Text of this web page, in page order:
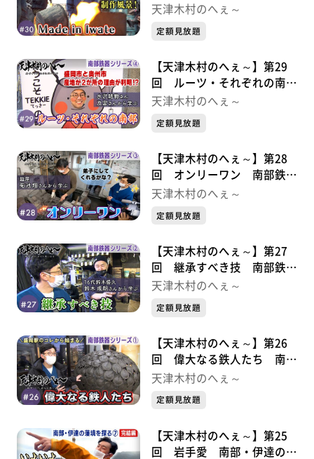
器シリーズ⑤
天津木村のへぇ～
定額見放題
【天津木村のへぇ～】第29
回 ルーツ・それぞれの南
部 南部鉄器シリーズ④
天津木村のへぇ～
定額見放題
【天津木村のへぇ～】第28
回 オンリーワン 南部鉄器
シリーズ③
天津木村のへぇ～
定額見放題
【天津木村のへぇ～】第27
回 継承すべき技 南部鉄器
シリーズ②
天津木村のへぇ～
定額見放題
【天津木村のへぇ～】第26
回 偉大なる鉄人たち 南部
鉄器シリーズ①
天津木村のへぇ～
定額見放題
【天津木村のへぇ～】第25
回 岩手愛 南部・伊達の藩